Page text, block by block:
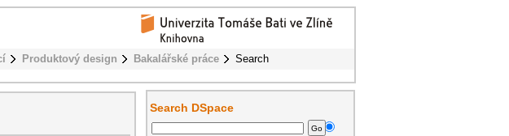
Produktový design Bakalářské práce Search
Search DSpace